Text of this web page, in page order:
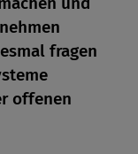
fragen
offenen